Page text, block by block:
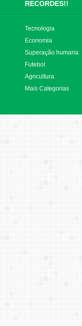
RECORDES!!
Tecnologia
Economia
Superação humana
Futebol
Agricultura
Mais Categorias